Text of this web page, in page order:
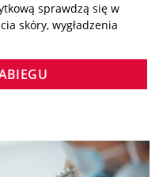
sprawdzą się w
skóry, wygładzenia